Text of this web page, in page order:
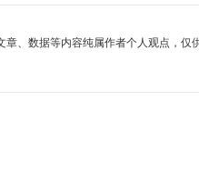
、数据等内容纯属作者个人观点，仅